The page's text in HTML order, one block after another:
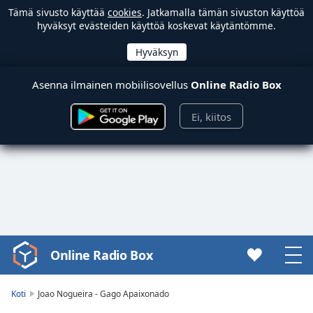
Tämä sivusto käyttää cookies. Jatkamalla tämän sivuston käyttöä
hyväksyt evästeiden käyttöä koskevat käytäntömme.
Asenna ilmainen mobiilisovellus Online Radio Box
Ei, kiitos
Video
Player
Online Radio Box
Koti Joao Nogueira - Gago Apaixonado